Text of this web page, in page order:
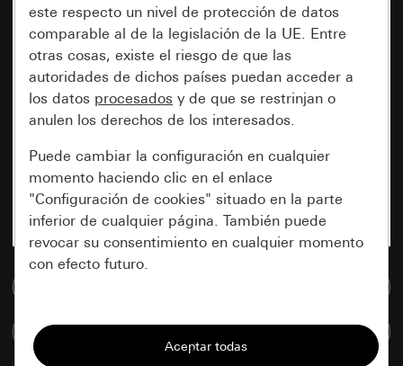
este respecto un nivel de protección de datos
comparable al de la legislación de la UE. Entre
otras cosas, existe el riesgo de que las
autoridades de dichos países puedan acceder a
los datos procesados y de que se restrinjan o
anulen los derechos de los interesados.
Puede cambiar la configuración en cualquier
momento haciendo clic en el enlace
"Configuración de cookies" situado en la parte
inferior de cualquier página. También puede
revocar su consentimiento en cualquier momento
con efecto futuro.
Todas las cookies que necesitamos para